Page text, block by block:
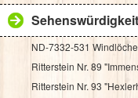
ND-7332-531
Ritterstein Nr. 89
Ritterstein Nr. 93